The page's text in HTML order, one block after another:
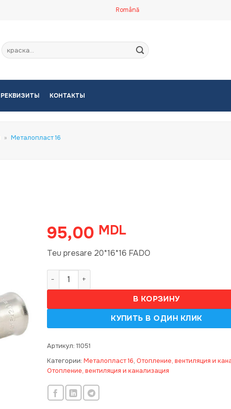
Română
Искать:
РЕКВИЗИТЫ КОНТАКТЫ
» Металопласт 16
95,00 MDL
Teu presare 20*16*16 FADO
Количество товара Teu presare 20*16*16 FADO
В КОРЗИНУ
Артикул: 11051
Категории: Металопласт 16, Отопление, вентиляция и
Отопление, вентиляция и канализация